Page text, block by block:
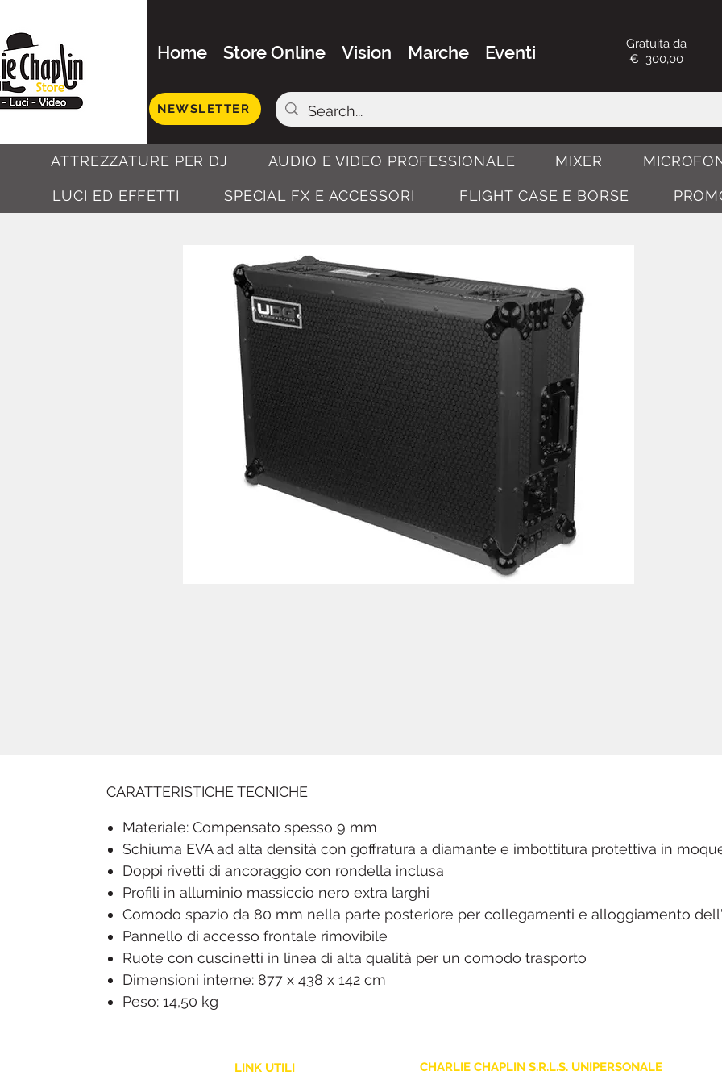
Home Store Online Vision Marche Eventi
Gratuita da
€ 300,00
NEWSLETTER
ATTREZZATURE PER DJ AUDIO E VIDEO PROFESSIONALE MIXER
LUCI ED EFFETTI SPECIAL FX E ACCESSORI FLIGHT CASE E BORSE
CARATTERISTICHE TECNICHE
Materiale: Compensato spesso 9 mm
Schiuma EVA ad alta densità con goffratura a diamante e imbottitura protettiva in
Doppi rivetti di ancoraggio con rondella inclusa
Profili in alluminio massiccio nero extra larghi
Comodo spazio da 80 mm nella parte posteriore per collegamenti e alloggiamento
Pannello di accesso frontale rimovibile
Ruote con cuscinetti in linea di alta qualità per un comodo trasporto
Dimensioni interne: 877 x 438 x 142 cm
Peso: 14,50 kg
LINK UTILI CHARLIE CHAPLIN S.R.L.S. UNIPERSONALE